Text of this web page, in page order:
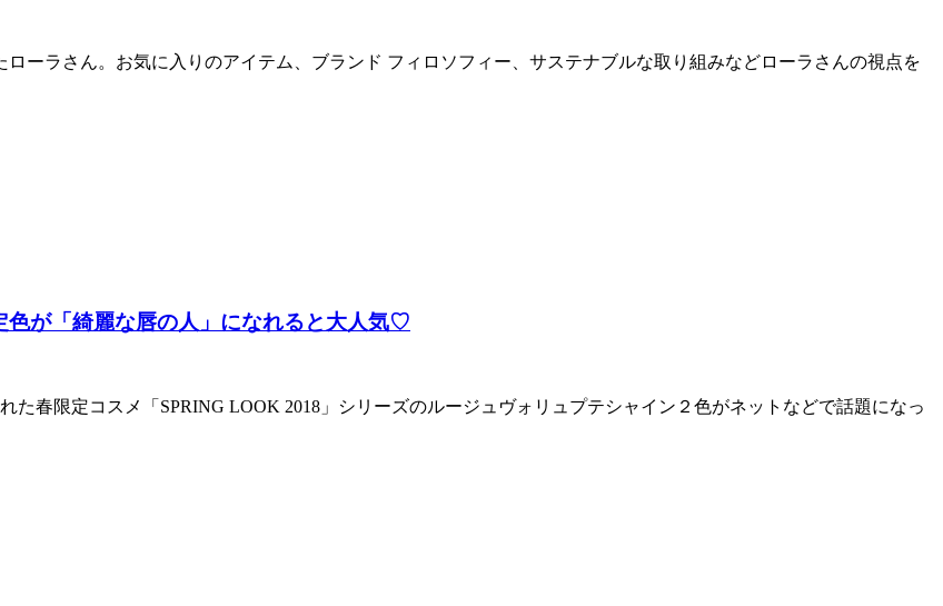
ーラさん。お気に入りのアイテム、ブランド フィロソフィー、サステナブルな取り組みなどローラさんの視点を
色が「綺麗な唇の人」になれると大人気♡
た春限定コスメ「SPRING LOOK 2018」シリーズのルージュヴォリュプテシャイン２色がネットなどで話題になっ